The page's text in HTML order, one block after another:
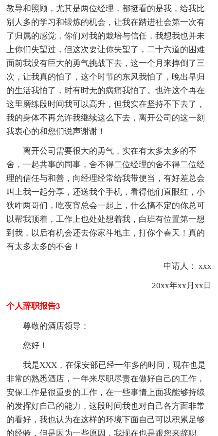
教导和照顾，尤其是两位经理，都挺看的是我，给我比
别人多的学习和锻炼的机会，让我在踏进社会第一次有
了归属的感觉，你们对我的栽培与信任，我想我也并未
上你们失望过，但这次要让你失望了，二十六道的困难
面前我没有巨大的勇气挑战下去，这一个月来摔倒了三
次，让我真的怕了，这个时节的东风我怕了，晚出早归
的生活我怕了，时有时无的病痛我怕了。也许这个再在
这里磨练段时间我可以高升，但我实在坚持不下去了，
我的身体不再允许我继续这么下去，离开公司的这一刻
我衷心的和您们说声谢谢！
离开公司需要很大的勇气，实在有太多太多的不
舍，一起共事的同事，舍不得二位经理的舍不得二位经
理的信任与和善，向经理经常给我带便当，有好差总会
叫上我一起分享，还送我个手机，看得他们直眼红，小
狄咋两哥们，吃夜宵总会一起上，什么搞不定的你总可
以帮我顶着，工作上也处处想着我，白班有位置第一想
到我，以后有机会还去你家斗地主，打你个春天！真的
有太多太多的不舍！
申请人： xxx
20xx年xx月xx日
个人辞职报告3
尊敬的酒店领导：
您好！
我是XXX，在保安部已经一年多的时间，现在也是
非常的熟悉酒店，一年来尽职尽责在做好自己的工作，
安保工作是很重要的工作，在一些事情上面我能够持续
的发挥好自己的能力，这段时间我也对自己各方面非常
的看好，我也认为在这样的环境下面自己可以积累足够
的经验，但是因为一些原因，我现在也是跟您来辞职